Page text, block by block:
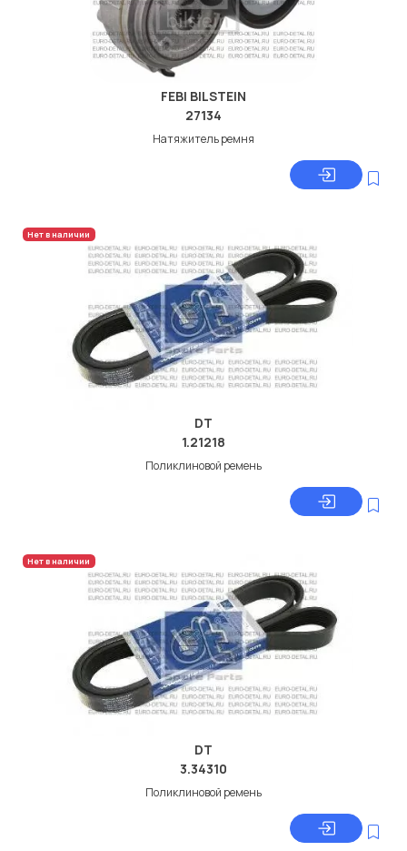
FEBI BILSTEIN
27134
Натяжитель ремня
Нет в наличии
DT
1.21218
Поликлиновой ремень
Нет в наличии
DT
3.34310
Поликлиновой ремень